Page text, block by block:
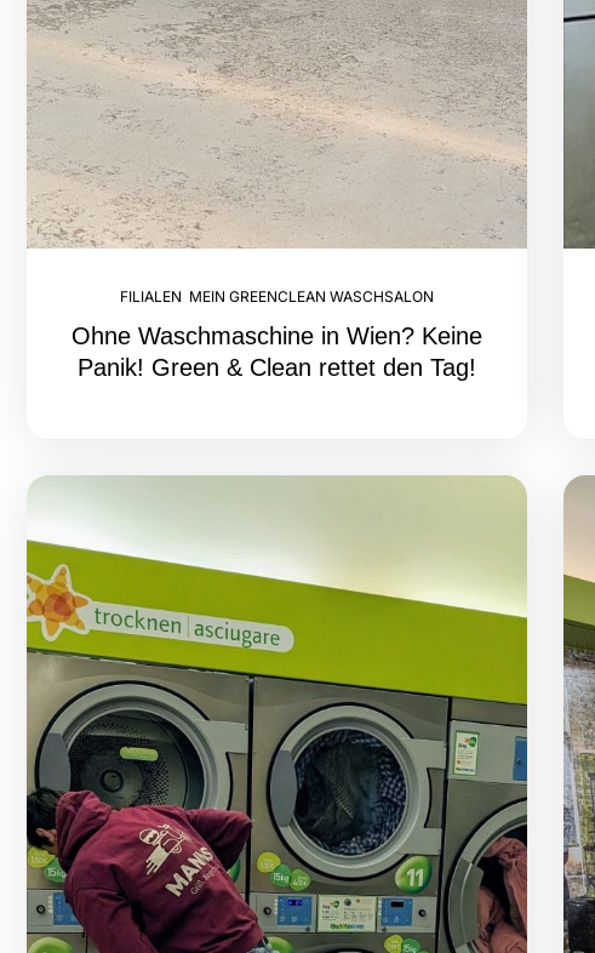
FILIALEN MEIN GREENCLEAN WASCHSALON
Ohne Waschmaschine in Wien? Keine
Panik! Green & Clean rettet den Tag!